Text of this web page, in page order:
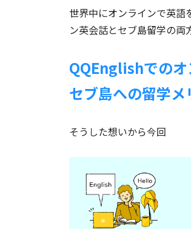
世界中にオンラインで英語
ン英会話とセブ島留学の両
QQEnglishでのオ
セブ島への留学
そうした想いから今回